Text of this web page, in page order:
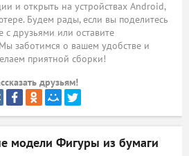
и открыть на устройствах Android,
Будем рады, если вы поделитесь
с друзьями или оставите
заботимся о вашем удобстве и
приятной сборки!
друзьям!
модели Фигуры из бумаги